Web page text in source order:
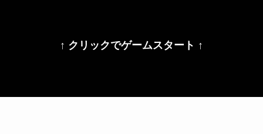
↑ クリックでゲームスタート ↑